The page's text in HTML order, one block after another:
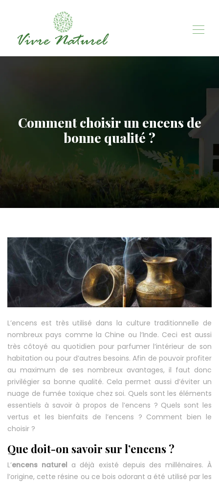
Comment choisir un encens de
bonne qualité ?
L’encens est très utilisé dans la culture traditionnelle de
nombreux pays comme la Chine ou l’Inde. Ceci est aussi
très côtoyé au quotidien pour parfumer l’intérieur de son
habitation ou pour d’autres besoins. Afin de pouvoir profiter
au maximum de ses nombreux avantages, il faut donc
privilégier sa bonne qualité. Cela permet aussi d’éviter un
nuage de fumée toxique chez soi. Quels sont les éléments
essentiels à savoir à propos de l’encens ? Quels sont les
vertus et les bienfaits de l’encens ? Comment bien le
choisir ?
Que doit-on savoir sur l’encens ?
L’encens naturel a déjà existé depuis des millénaires. À
l’origine, cette résine ou ce bois odorant a été utilisé par les